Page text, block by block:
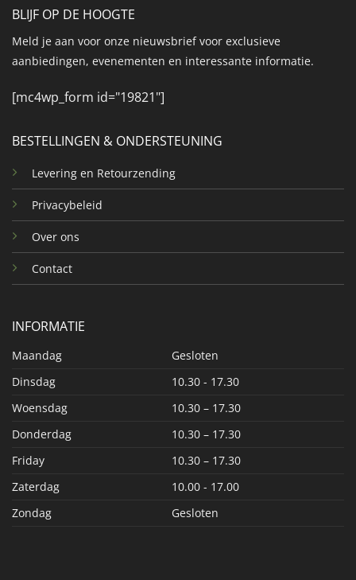
BESTELLINGEN & ONDERSTEUNING
Levering en Retourzending
Privacybeleid
Over ons
Contact
INFORMATIE
Maandag
Gesloten
Dinsdag
10.30 - 17.30
Woensdag
10.30 – 17.30
Donderdag
10.30 – 17.30
Friday
10.30 – 17.30
Zaterdag
10.00 - 17.00
Zondag
Gesloten
BLIJF OP DE HOOGTE
Meld je aan voor onze nieuwsbrief voor exclusieve
aanbiedingen, evenementen en interessante informatie.
[mc4wp_form id="19821"]